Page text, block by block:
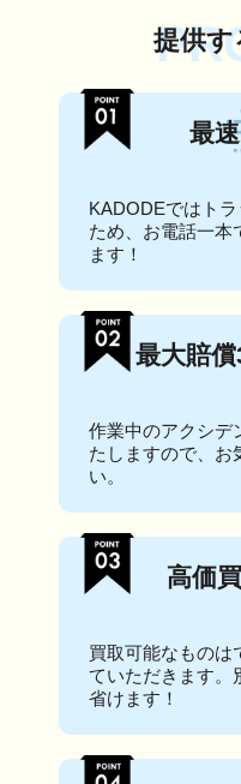
提供
最
KADODEではト
ため、お電話一本
ます！
最大賠
作業中のアクシデ
たしますので、お
い。
高価
買取可能なものは
ていただきます。
省けます！